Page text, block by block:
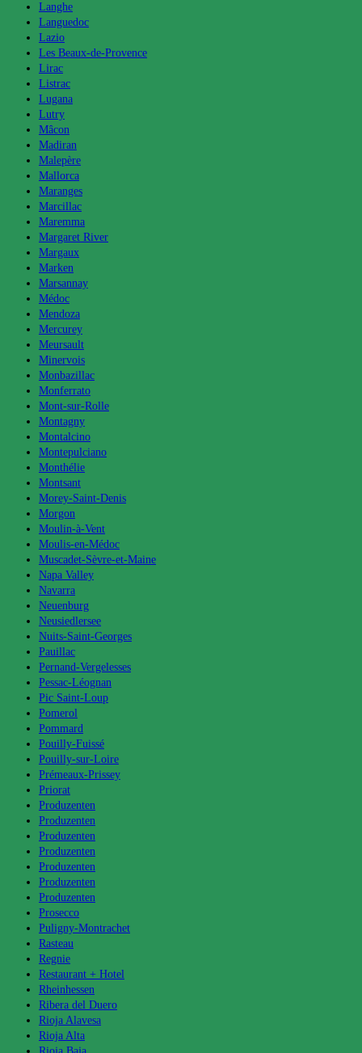
Langhe
Languedoc
Lazio
Les Beaux-de-Provence
Lirac
Listrac
Lugana
Lutry
Mâcon
Madiran
Malepère
Mallorca
Maranges
Marcillac
Maremma
Margaret River
Margaux
Marken
Marsannay
Médoc
Mendoza
Mercurey
Meursault
Minervois
Monbazillac
Monferrato
Mont-sur-Rolle
Montagny
Montalcino
Montepulciano
Monthélie
Montsant
Morey-Saint-Denis
Morgon
Moulin-à-Vent
Moulis-en-Médoc
Muscadet-Sèvre-et-Maine
Napa Valley
Navarra
Neuenburg
Neusiedlersee
Nuits-Saint-Georges
Pauillac
Pernand-Vergelesses
Pessac-Léognan
Pic Saint-Loup
Pomerol
Pommard
Pouilly-Fuissé
Pouilly-sur-Loire
Prémeaux-Prissey
Priorat
Produzenten
Produzenten
Produzenten
Produzenten
Produzenten
Produzenten
Produzenten
Prosecco
Puligny-Montrachet
Rasteau
Regnie
Restaurant + Hotel
Rheinhessen
Ribera del Duero
Rioja Alavesa
Rioja Alta